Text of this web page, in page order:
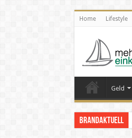
Home Lifestyle
Geld
Brandaktuell